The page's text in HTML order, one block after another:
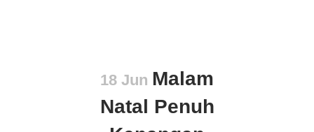
18 Jun Malam
Natal Penuh